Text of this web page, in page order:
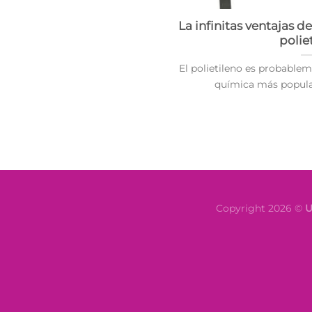
La infinitas ventajas
El polietileno es
química más
Copyright 2026 ©